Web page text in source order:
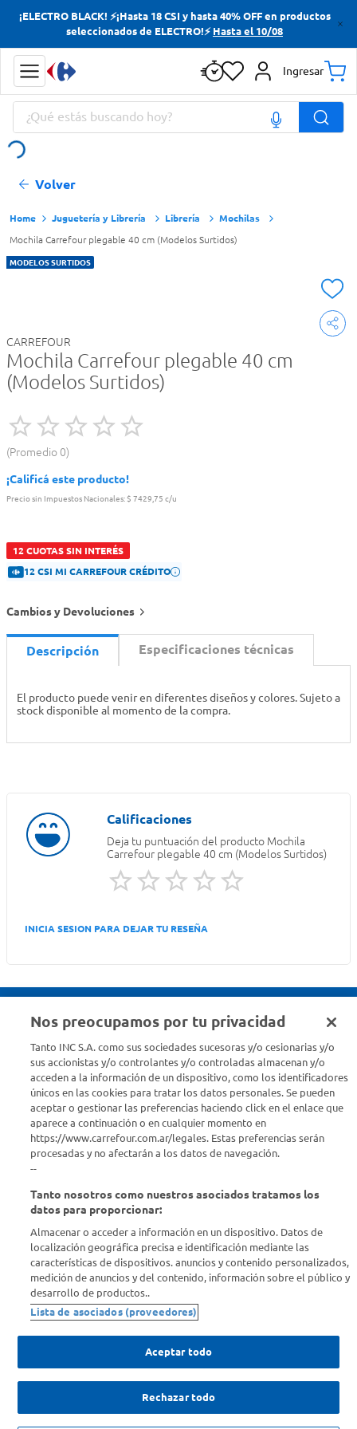
¡ELECTRO BLACK! ⚡¡Hasta 18 CSI y hasta 40% OFF en productos
seleccionados de ELECTRO!⚡ Hasta el 10/08
Ingresar
¿Qué estás buscando hoy?
Volver
Juguetería y Librería Librería Mochilas
Mochila Carrefour plegable 40 cm (Modelos Surtidos)
MODELOS SURTIDOS
CARREFOUR
Mochila Carrefour plegable 40 cm
(Modelos Surtidos)
Promedio 0
¡Calificá este producto!
Precio sin Impuestos Nacionales:$ 7429,75 c/u
12 CUOTAS SIN INTERÉS
12 CSI MI CARREFOUR CRÉDITO
Cambios y Devoluciones
Descripción Especificaciones técnicas
El producto puede venir en diferentes diseños y colores. Sujeto a
stock disponible al momento de la compra.
Deja tu puntuación del producto Mochila
Carrefour plegable 40 cm (Modelos Surtidos)
INICIA SESION PARA DEJAR TU RESEÑA
Estamos para ayudarte
¿Tenés una consulta? Comunicate con nosotros acá
Descubrí Carrefour
Conocenos
Info útil
Comprá Online
Nos preocupamos por tu privacidad
Tanto INC S.A. como sus sociedades sucesoras y/o cesionarias y/o
sus accionistas y/o controlantes y/o controladas almacenan y/o
acceden a la información de un dispositivo, como los identificadores
únicos en las cookies para tratar los datos personales. Se pueden
aceptar o gestionar las preferencias haciendo click en el enlace que
aparece a continuación o en cualquier momento en
https://www.carrefour.com.ar/legales. Estas preferencias serán
procesadas y no afectarán a los datos de navegación.
--
Tanto nosotros como nuestros asociados tratamos los
datos para proporcionar:
Almacenar o acceder a información en un dispositivo. Datos de
localización geográfica precisa e identificación mediante las
características de dispositivos. anuncios y contenido personalizados,
medición de anuncios y del contenido, información sobre el público y
desarrollo de productos..
Lista de asociados (proveedores)
Aceptar todo
Rechazar todo
Términos más buscados
Yerba
Cerveza
Doves
Papas Fritas
Términos más buscados
Yerba
Cerveza
Doves
Papas Fritas